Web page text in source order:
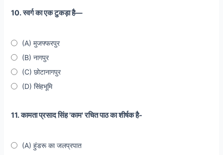
10. स्वर्ग का एक टुकड़ा है—
(A) मुजफ्फरपुर
(B) नागपुर
(C) छोटानागपुर
(D) सिंहभूमि
11. कामता प्रसाद सिंह 'काम' रचित पाठ का शीर्षक है-
(A) हुंडरू का जलप्रपात